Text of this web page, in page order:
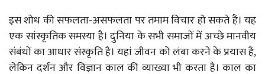
इस शोध की सफलता-असफलता पर तमाम विचार हो सकते हैं। यह
एक सांस्कृतिक समस्या है। दुनिया के सभी समाजों में अच्छे मानवीय
संबंधों का आधार संस्कृति है। यहां जीवन को लंबा करने के प्रयास हैं,
लेकिन दर्शन और विज्ञान काल की व्याख्या भी करता है। काल का